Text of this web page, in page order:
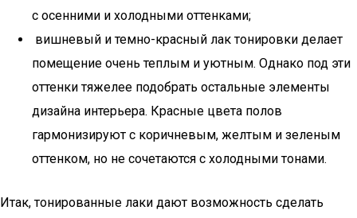
с осенними и холодными оттенками;
вишневый и темно-красный лак тонировки делает
помещение очень теплым и уютным. Однако под эти
оттенки тяжелее подобрать остальные элементы
дизайна интерьера. Красные цвета полов
гармонизируют с коричневым, желтым и зеленым
оттенком, но не сочетаются с холодными тонами.
Итак, тонированные лаки дают возможность сделать